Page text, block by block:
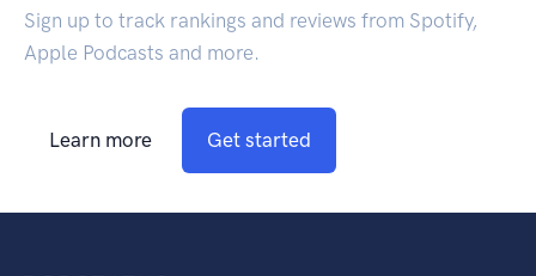
Sign up to track rankings and reviews from Spotify,
Apple Podcasts and more.
Learn more Get started